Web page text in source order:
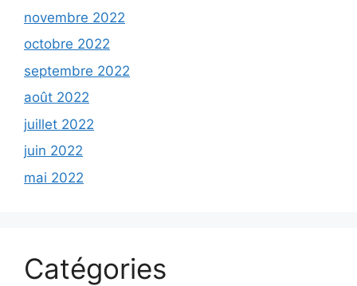
novembre 2022
octobre 2022
septembre 2022
août 2022
juillet 2022
juin 2022
mai 2022
Catégories